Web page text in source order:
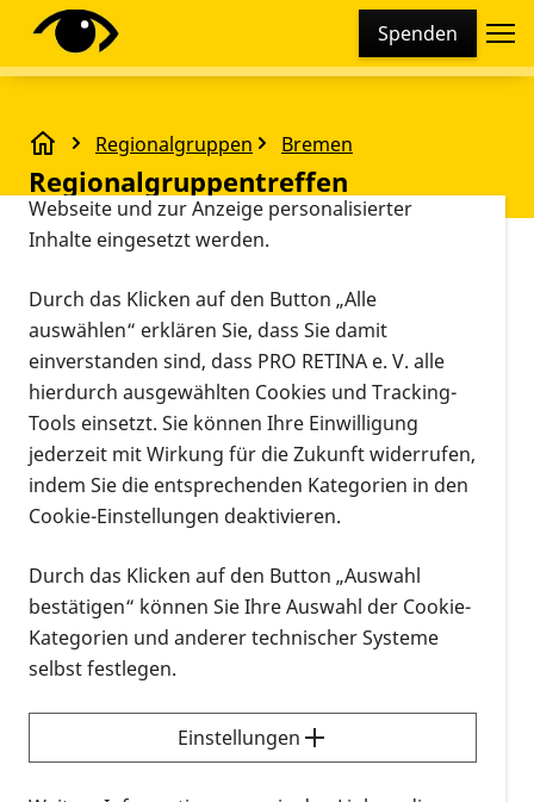
Spenden
Regionalgruppen Bremen
Regionalgruppentreffen
Regionalgruppentreffen
Informationen zum Termin
20.11.2023, 18:00
Uhr–21:00 Uhr
Veranstaltungsort
Restaurant Übersee,
Bahnhofsplatz 13, 28195
Bremen
Was ist Loc ID?
eScooter kennen fast alle von uns und für viele von
uns stellen sie eine große Hürde und eine potentielle
Unfallgefahr dar, da viele NutzerInnen von
eScootern diese einfach unachtsam auf Wegen und
Bürgersteigen abstellen. Loc ID hat es sich zur
Aufgabe gemacht, eScooter hörbar zu machen. Wie
bei unserem Regionalgruppentreffen. Es bleibt
natürlich noch genügend Zeit zum
Diese Webseite setzt verschiedene Cookies und
Tracking-Tools ein. Dies beinhaltet Cookies und
technisch notwendig sind, die zu statistischen
Zwecken sowie zur besseren Bedienbarkeit der
Webseite und zur Anzeige personalisierter
Inhalte eingesetzt werden.
Durch das Klicken auf den Button „Alle
auswählen“ erklären Sie, dass Sie damit
einverstanden sind, dass PRO RETINA e. V. alle
hierdurch ausgewählten Cookies und Tracking-
Tools einsetzt. Sie können Ihre Einwilligung
jederzeit mit Wirkung für die Zukunft widerrufen,
indem Sie die entsprechenden Kategorien in den
Cookie-Einstellungen deaktivieren.
Durch das Klicken auf den Button „Auswahl
bestätigen“ können Sie Ihre Auswahl der Cookie-
Kategorien und anderer technischer Systeme
selbst festlegen.
Einstellungen